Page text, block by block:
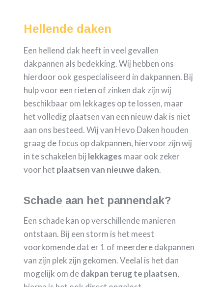
Hellende daken
Een hellend dak heeft in veel gevallen
dakpannen als bedekking. Wij hebben ons
hierdoor ook gespecialiseerd in dakpannen. Bij
hulp voor een rieten of zinken dak zijn wij
beschikbaar om lekkages op te lossen, maar
het volledig plaatsen van een nieuw dak is niet
aan ons besteed. Wij van Hevo Daken houden
graag de focus op dakpannen, hiervoor zijn wij
in te schakelen bij lekkagesmaar ook zeker
voor het plaatsen van nieuwe daken.
Schade aan het pannendak?
Een schade kan op verschillende manieren
ontstaan. Bij een storm is het meest
voorkomende dat er 1 of meerdere dakpannen
van zijn plek zijn gekomen. Veelal is het dan
mogelijk om dedakpan terug te plaatsen,